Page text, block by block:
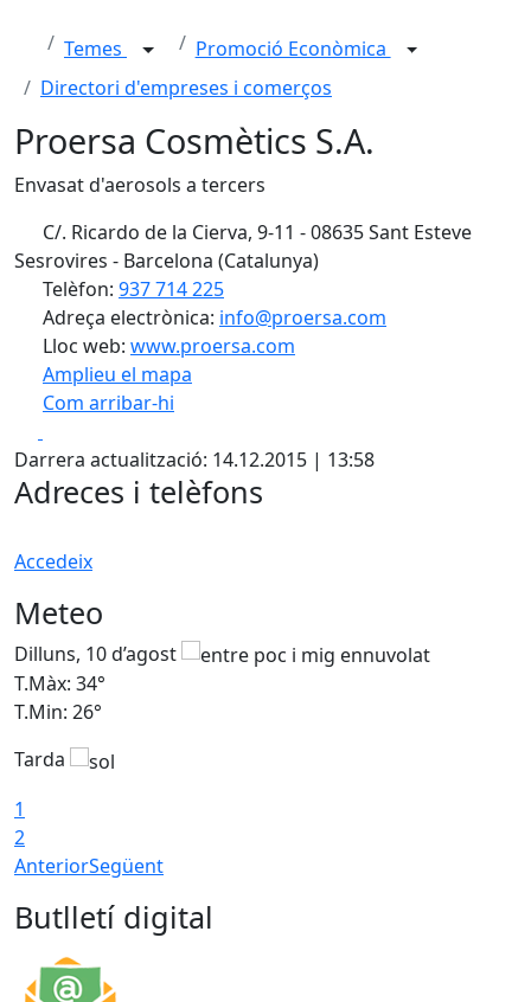
Temes
Promoció Econòmica
Directori d'empreses i comerços
Proersa Cosmètics S.A.
Envasat d'aerosols a tercers
C/. Ricardo de la Cierva, 9-11 - 08635 Sant Esteve
Sesrovires - Barcelona (Catalunya)
Telèfon: 937 714 225
Adreça electrònica: info@proersa.com
Lloc web: www.proersa.com
Amplieu el mapa
Com arribar-hi
+
−
Darrera actualització: 14.12.2015 | 13:58
Adreces i telèfons
Accedeix
Meteo
Dilluns, 10 d’agost
T.Màx: 34°
T.Min: 26°
Tarda
1
2
AnteriorSegüent
Butlletí digital